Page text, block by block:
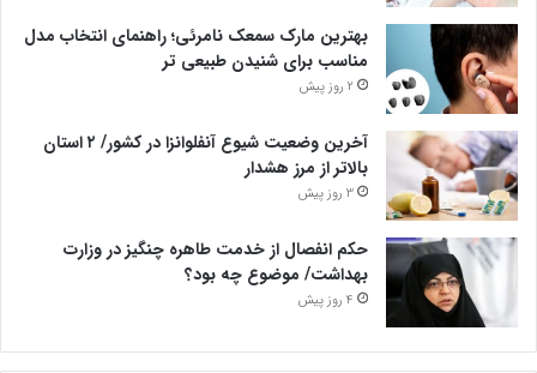
بهترین مارک سمعک نامرئی؛ راهنمای انتخاب مدل
مناسب برای شنیدن طبیعی تر
2 روز پیش
آخرین وضعیت شیوع آنفلوانزا در کشور/ ۲ استان
بالاتر از مرز هشدار
3 روز پیش
حکم انفصال از خدمت طاهره چنگیز در وزارت
بهداشت/ موضوع چه بود؟
4 روز پیش